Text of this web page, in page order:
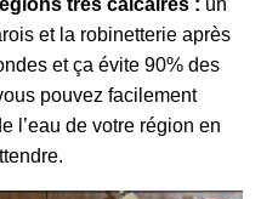
et la robinetterie après
et ça évite 90% des
pouvez facilement
l’eau de votre région en